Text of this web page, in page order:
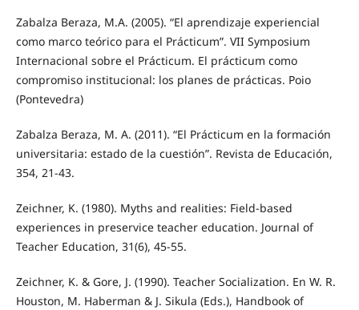
Zabalza Beraza, M.A. (2005). “El aprendizaje experiencial
como marco teórico para el Prácticum”. VII Symposium
Internacional sobre el Prácticum. El prácticum como
compromiso institucional: los planes de prácticas. Poio
(Pontevedra)
Zabalza Beraza, M. A. (2011). “El Prácticum en la formación
universitaria: estado de la cuestión”. Revista de Educación,
354, 21-43.
Zeichner, K. (1980). Myths and realities: Field-based
experiences in preservice teacher education. Journal of
Teacher Education, 31(6), 45-55.
Zeichner, K. & Gore, J. (1990). Teacher Socialization. En W. R.
Houston, M. Haberman & J. Sikula (Eds.), Handbook of